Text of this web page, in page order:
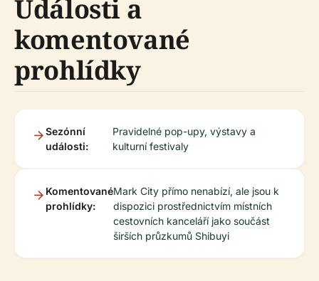
Události a
komentované
prohlídky
Sezónní
události:
Pravidelné pop-upy, výstavy a
kulturní festivaly
Komentované
prohlídky:
Mark City přímo nenabízí, ale jsou k
dispozici prostřednictvím místních
cestovních kanceláří jako součást
širších průzkumů Shibuyi